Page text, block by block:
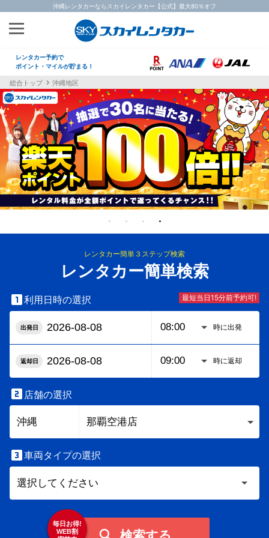
沖縄レンタカーならスカイレンタカー【公式】最大80％オフ
レンタカー予約で
ポイント・マイルが貯まる！
総合トップ 沖縄地区
レンタカー簡単３ステップ検索
レンタカー簡単検索
最短当日15分前予約可!
利用日時の選択
出発日 時に出発
返却日 時に返却
 店舗の選択
車両タイプの選択
毎日お得!
WEB割
検索する